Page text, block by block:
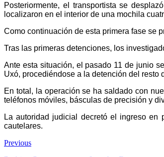
Posteriormente, el transportista se
localizaron en el interior de una mochila
Como continuación de esta primera fase se
Tras las primeras detenciones, los
Ante esta situación, el pasado 11 de junio
Uxó, procediéndose a la detención del resto
En total, la operación se ha saldado con
teléfonos móviles, básculas de precisión y
La autoridad judicial decretó el ingreso
cautelares.
Previous